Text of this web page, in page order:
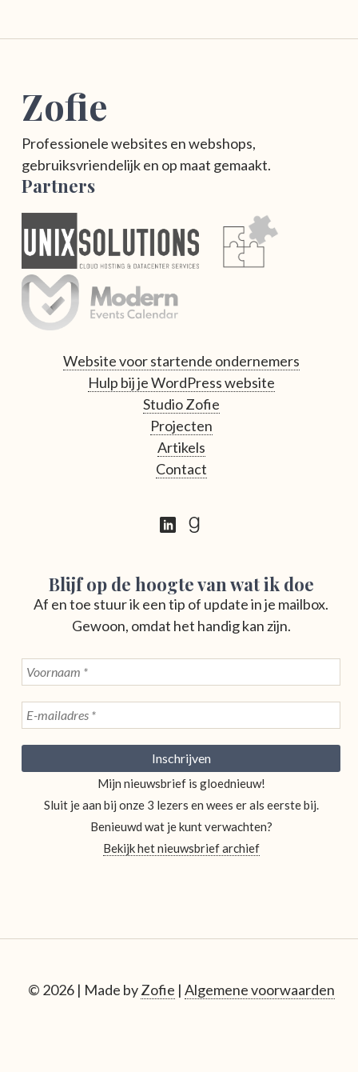
Zofie
Professionele websites en webshops,
gebruiksvriendelijk en op maat gemaakt.
Partners
Website voor startende ondernemers
Hulp bij je WordPress website
Studio Zofie
Projecten
Artikels
Contact
Blijf op de hoogte van wat ik doe
Af en toe stuur ik een tip of update in je mailbox.
Gewoon, omdat het handig kan zijn.
Mijn nieuwsbrief is gloednieuw!
Sluit je aan bij onze 3 lezers en wees er als eerste bij.
Benieuwd wat je kunt verwachten?
Bekijk het nieuwsbrief archief
© 2026 | Made byZofie | Algemene voorwaarden